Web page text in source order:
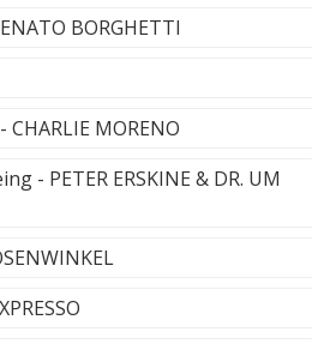
BORGHETTI
MORENO
- PETER ERSKINE & DR. UM